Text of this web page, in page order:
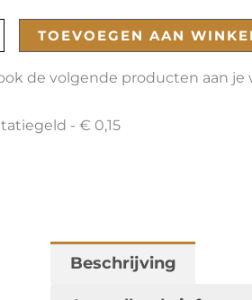
TOEVOEGEN AAN
de volgende producten aan
-€ 0,15
Beschrijving